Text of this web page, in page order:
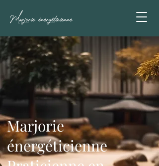
Marjorie énergéticienne
Marjorie
énergéticienne